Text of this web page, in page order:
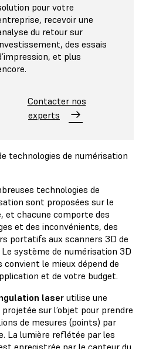
pour votre
recevoir une
du retour sur
des essais
et plus
Contacter nos
experts
technologies de numérisation
technologies de
sont proposées sur le
et chacune comporte des
et des inconvénients, des
portatifs aux scanners 3D de
Le système de numérisation 3D
convient le mieux dépend de
et de votre budget.
laserutilise une
sur l’objet pour prendre
de mesures (points) par
La lumière reflétée par les